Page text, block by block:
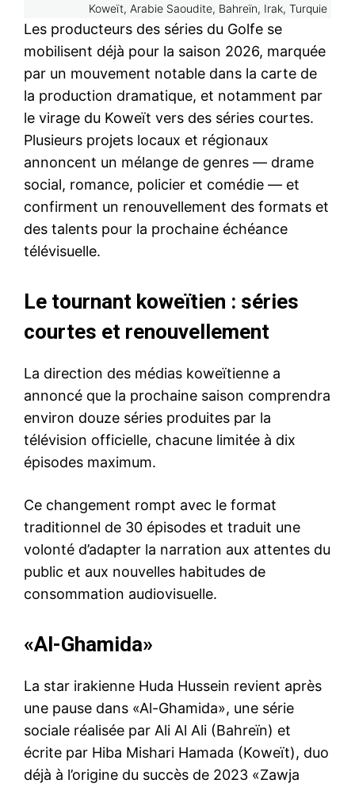
Koweït, Arabie Saoudite, Bahreïn, Irak, Turquie
Les producteurs des séries du Golfe se
mobilisent déjà pour la saison 2026, marquée
par un mouvement notable dans la carte de
la production dramatique, et notamment par
le virage du Koweït vers des séries courtes.
Plusieurs projets locaux et régionaux
annoncent un mélange de genres — drame
social, romance, policier et comédie — et
confirment un renouvellement des formats et
des talents pour la prochaine échéance
télévisuelle.
Le tournant koweïtien : séries
courtes et renouvellement
La direction des médias koweïtienne a
annoncé que la prochaine saison comprendra
environ douze séries produites par la
télévision officielle, chacune limitée à dix
épisodes maximum.
Ce changement rompt avec le format
traditionnel de 30 épisodes et traduit une
volonté d’adapter la narration aux attentes du
public et aux nouvelles habitudes de
consommation audiovisuelle.
«Al-Ghamida»
La star irakienne Huda Hussein revient après
une pause dans «Al-Ghamida», une série
sociale réalisée par Ali Al Ali (Bahreïn) et
écrite par Hiba Mishari Hamada (Koweït), duo
déjà à l’origine du succès de 2023 «Zawja